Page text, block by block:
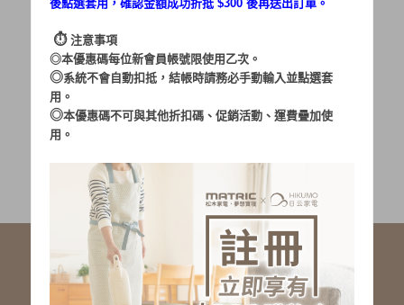
社群服務連結
線上客服 LINE 歡迎加入 <LINE ID: @matric.jp>
後點選套用，確認金額成功折抵 $300 後再送出訂單。
⏱︎ 注意事項
◎本優惠碼每位新會員帳號限使用乙次。
◎系統不會自動扣抵，結帳時請務必手動輸入並點選套
用。
◎本優惠碼不可與其他折扣碼、促銷活動、運費疊加使
用。